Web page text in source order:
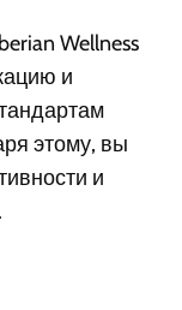
Wellness
и
этому, вы
и